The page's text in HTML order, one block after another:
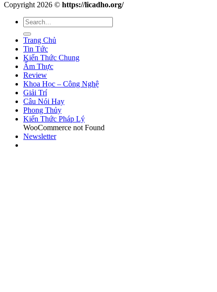
Copyright 2026 © https://licadho.org/
Trang Chủ
Tin Tức
Kiến Thức Chung
Ẩm Thực
Review
Khoa Học – Công Nghệ
Giải Trí
Câu Nói Hay
Phong Thủy
Kiến Thức Pháp Lý
WooCommerce not Found
Newsletter